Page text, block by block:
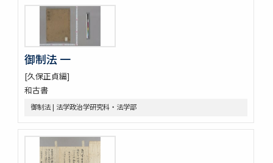
古代中世法制史料
中世法制史料
御成敗式目関係古写本群
御成敗式目 [極書あり]
貞永式目新編追加
室町幕府法制史料
令義解・令集解写本・刊本群
令集解[甲:2:101]
令集解[甲:2:342]
令集解[甲:2:670]
令集解[甲:2:671]
御制法 一
[久保正貞編]
和古書
御制法 | 法学政治学研究科・法学部